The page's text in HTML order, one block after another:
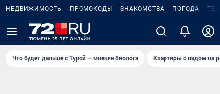
НЕДВИЖИМОСТЬ ПРОМОКОДЫ ЗНАКОМСТВА ПОГОДА
Что будет дальше с Турой — мнение биолога Квартиры с видом на